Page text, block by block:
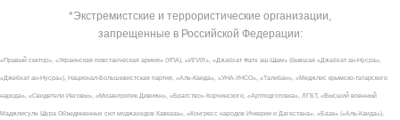
*Экстремистские и террористические организации,
запрещенные в Российской Федерации:
«Правый сектор», «Украинская повстанческая армия» (УПА), «ИГИЛ», «Джабхат Фатх аш-Шам» (бывшая «Джабхат ан-Нусра»,
«Джебхат ан-Нусра»), Национал-Большевистская партия, «Аль-Каида», «УНА-УНСО», «Талибан», «Меджлис крымско-татарского
народа», «Свидетели Иеговы», «Мизантропик Дивижн», «Братство» Корчинского, «Артподготовка», ЛГБТ, «Высший военный
Маджлисуль Шура Объединенных сил моджахедов Кавказа», «Конгресс народов Ичкерии и Дагестана», «База» («Аль-Каида»),